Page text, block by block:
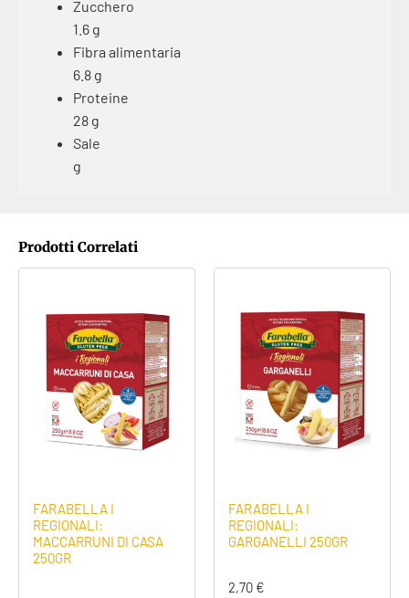
Zucchero
1.6 g
Fibra alimentaria
6.8 g
Proteine
28 g
Sale
g
Prodotti Correlati
FARABELLA I
REGIONALI:
MACCARRUNI DI CASA
250GR
FARABELLA I
REGIONALI:
GARGANELLI 250GR
2,70 €